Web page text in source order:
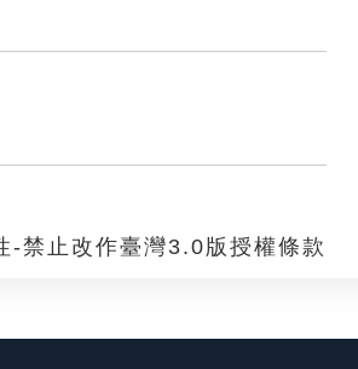
-禁止改作臺灣3.0版授權條款